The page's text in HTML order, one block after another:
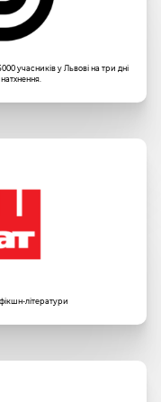
учасників у Львові на три дні
літератури